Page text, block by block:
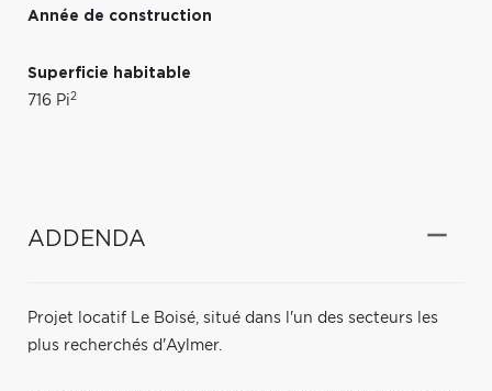
Année de construction
Superficie habitable
716 Pi2
ADDENDA
Projet locatif Le Boisé, situé dans l'un des secteurs les
plus recherchés d'Aylmer.